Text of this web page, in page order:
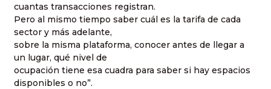
cuantas transacciones registran.
Pero al mismo tiempo saber cuál es la tarifa de cada
sector y más adelante,
sobre la misma plataforma, conocer antes de llegar a
un lugar, qué nivel de
ocupación tiene esa cuadra para saber si hay espacios
disponibles o no”.